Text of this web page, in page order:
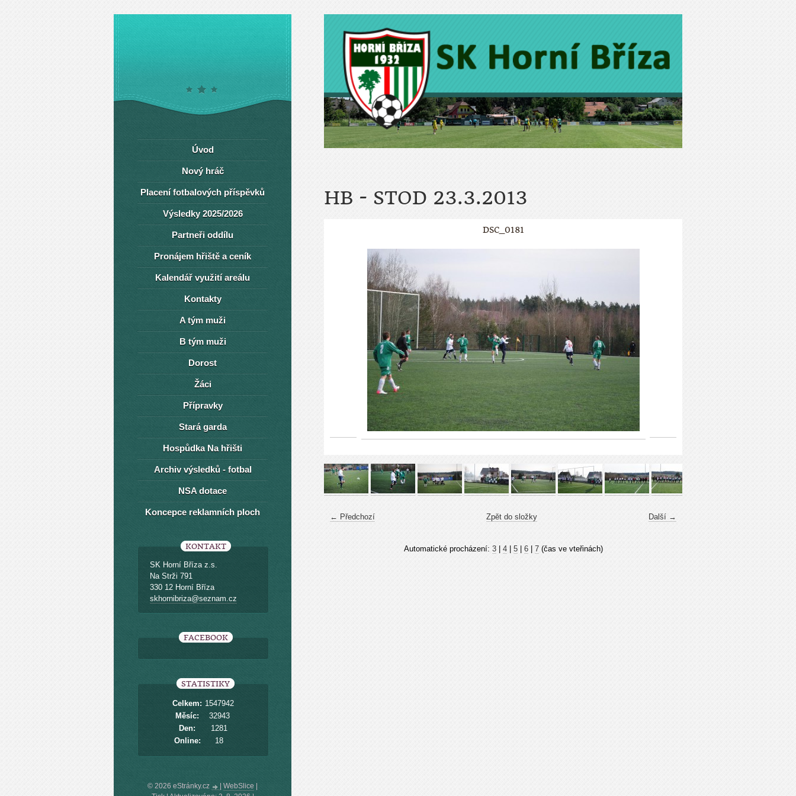
HB - STOD 23.3.2013
DSC_0181
← Předchozí Další →
Zpět do složky
Automatické procházení: 3| 4| 5| 6| 7(čas ve vteřinách)
Úvod
Nový hráč
Placení fotbalových příspěvků
Výsledky 2025/2026
Partneři oddílu
Pronájem hřiště a ceník
Kalendář využití areálu
Kontakty
A tým muži
B tým muži
Dorost
Žáci
Přípravky
Stará garda
Hospůdka Na hřišti
Archiv výsledků - fotbal
NSA dotace
Koncepce reklamních ploch
KONTAKT
SK Horní Bříza z.s.
Na Strži 791
330 12 Horní Bříza
skhornibriza@seznam.cz
FACEBOOK
STATISTIKY
Online: 18
Celkem: 1547942
Měsíc:
32943
Den:
1281
© 2026 eStránky.cz WebSlice